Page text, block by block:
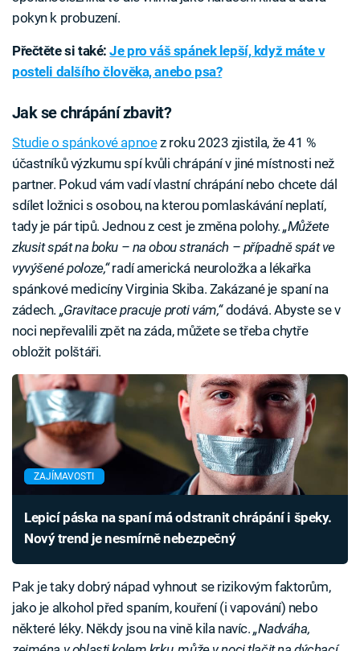
pokyn k probuzení.
Přečtěte si také:Je pro váš spánek lepší, když máte v
posteli dalšího člověka, anebo psa?
Jak se chrápání zbavit?
Studie o spánkové apnoez roku 2023 zjistila, že 41 %
účastníků výzkumu spí kvůli chrápání v jiné místnosti než
partner. Pokud vám vadí vlastní chrápání nebo chcete dál
sdílet ložnici s osobou, na kterou pomlaskávání neplatí,
tady je pár tipů. Jednou z cest je změna polohy.„Můžete
zkusit spát na boku – na obou stranách – případně spát ve
vyvýšené poloze,“radí americká neuroložka a lékařka
spánkové medicíny Virginia Skiba. Zakázané je spaní na
zádech. „Gravitace pracuje proti vám,“dodává. Abyste se v
noci nepřevalili zpět na záda, můžete se třeba chytře
obložit polštáři.
ZAJÍMAVOSTI
Lepicí páska na spaní má odstranit chrápání i špeky.
Nový trend je nesmírně nebezpečný
Pak je taky dobrý nápad vyhnout se rizikovým faktorům,
jako je alkohol před spaním, kouření (i vapování) nebo
některé léky. Někdy jsou na vině kila navíc.„Nadváha,